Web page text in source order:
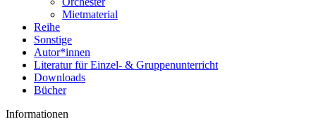
Mietmaterial
Reihe
Sonstige
Autor*innen
Literatur für Einzel- & Gruppenunterricht
Downloads
Bücher
Informationen